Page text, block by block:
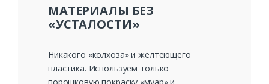
МАТЕРИАЛЫ БЕЗ
«УСТАЛОСТИ»
Никакого «колхоза» и желтеющего
пластика. Используем только